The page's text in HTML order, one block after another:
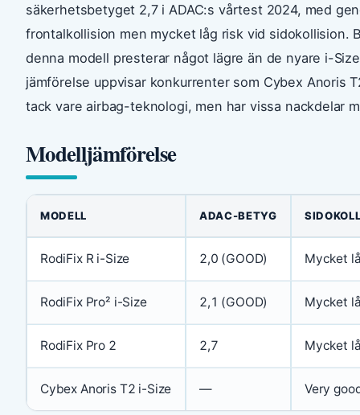
säkerhetsbetyget 2,7 i ADAC:s vårtest 2024, med
frontalkollision men mycket låg risk vid sidokollision.
denna modell presterar något lägre än de nyare i-
jämförelse uppvisar konkurrenter som Cybex Anoris
tack vare airbag-teknologi, men har vissa nackdelar
Modelljämförelse
MODELL ADAC-BETYG
RodiFix R i-Size 2,0 (GOOD) Mycket
RodiFix Pro² i-Size 2,1 (GOOD) Mycket
RodiFix Pro 2 2,7 Mycket
Cybex Anoris T2 i-Size — Very